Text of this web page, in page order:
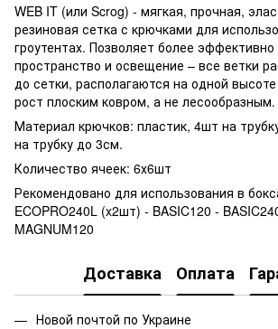
WEB IT (или Scrog) - мягкая, прочная,
резиновая сетка с крючками для
гроутентах. Позволяет более
пространство и освещение – все ветки
до сетки, располагаются на одной
рост плоским ковром, а не лесообразным.
Материал крючков: пластик, 4шт на
на трубку до 3см.
Количество ячеек: 6х6шт
Рекомендовано для использования в
ECOPRO240L (x2шт) - BASIC120 -
MAGNUM120
Доставка Оплата
Новой почтой по Украине